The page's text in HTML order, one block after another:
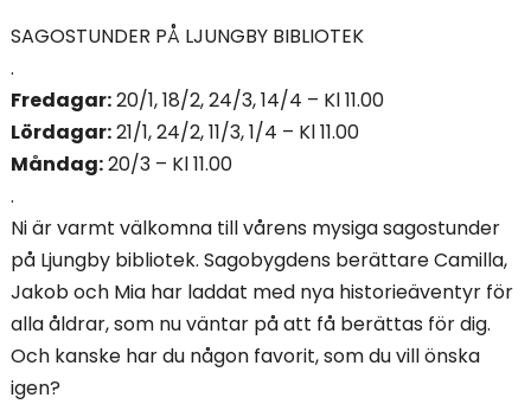
SAGOSTUNDER PÅ LJUNGBY BIBLIOTEK
.
Fredagar:20/1, 18/2, 24/3, 14/4 – Kl 11.00
Lördagar:21/1, 24/2, 11/3, 1/4 – Kl 11.00
Måndag:20/3 – Kl 11.00
.
Ni är varmt välkomna till vårens mysiga sagostunder
på Ljungby bibliotek. Sagobygdens berättare Camilla,
Jakob och Mia har laddat med nya historieäventyr för
alla åldrar, som nu väntar på att få berättas för dig.
Och kanske har du någon favorit, som du vill önska
igen?